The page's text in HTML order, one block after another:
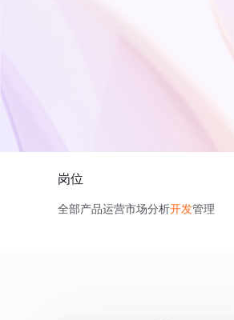
岗位
全部产品运营市场分析开发管理